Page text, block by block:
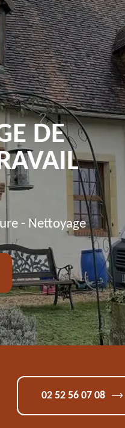
DE
- Nettoyage
02 52 56 07 08